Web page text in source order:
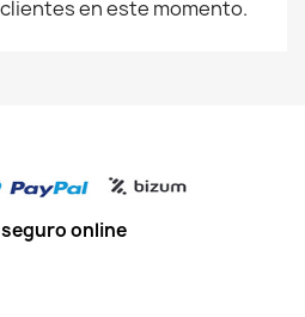
en este momento.
online